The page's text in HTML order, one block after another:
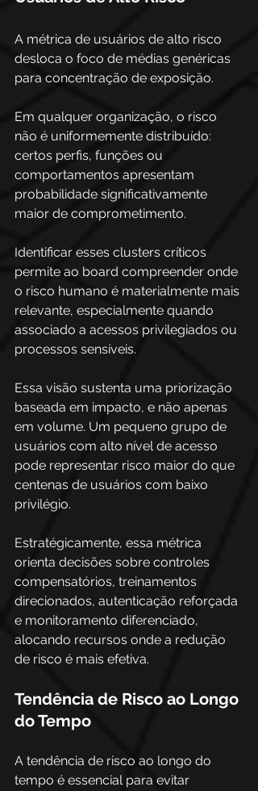
A métrica de usuários de alto risco
desloca o foco de médias genéricas
para concentração de exposição.
Em qualquer organização, o risco
não é uniformemente distribuído:
certos perfis, funções ou
comportamentos apresentam
probabilidade significativamente
maior de comprometimento.
Identificar esses clusters críticos
permite ao board compreender onde
o risco humano é materialmente mais
relevante, especialmente quando
associado a acessos privilegiados ou
processos sensíveis.
Essa visão sustenta uma priorização
baseada em impacto, e não apenas
em volume. Um pequeno grupo de
usuários com alto nível de acesso
pode representar risco maior do que
centenas de usuários com baixo
privilégio.
Estratégicamente, essa métrica
orienta decisões sobre controles
compensatórios, treinamentos
direcionados, autenticação reforçada
e monitoramento diferenciado,
alocando recursos onde a redução
de risco é mais efetiva.
Tendência de Risco ao Longo
do Tempo
A tendência de risco ao longo do
tempo é essencial para evitar